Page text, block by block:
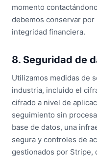
momento
debemos conservar
integridad financiera.
8. Seguridad de
Utilizamos medidas de
industria, incluido el
cifrado a nivel de
seguimiento sin
base de datos, una
segura y controles de
gestionados por Stripe,